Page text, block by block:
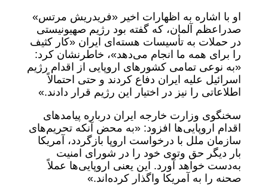
او با اشاره به اظهارات اخیر «فریدریش مرتس»
صدراعظم آلمان، که گفته بود رژیم صهیونیستی
در حملات به تأسیسات هسته‌ای ایران «کار کثیف
را برای همه ما انجام می‌دهد»، خاطرنشان کرد:
«به نوعی تمامی کشورهای اروپایی از اقدام رژیم
اسرائیل علیه ایران دفاع کردند و حتی احتمالاً
اطلاعاتی را نیز در اختیار این رژیم قرار دادند.»
سخنگوی وزارت خارجه ایران درباره پیامدهای
اقدام اروپایی‌ها افزود: «به محض آنکه تحریم‌های
سازمان ملل با درخواست اروپا بازگردد، آمریکا
بار دیگر حق وتوی خود را در شورای امنیت
به‌دست خواهد آورد. این یعنی اروپایی‌ها عملاً
صحنه را به آمریکا واگذار کرده‌اند.»